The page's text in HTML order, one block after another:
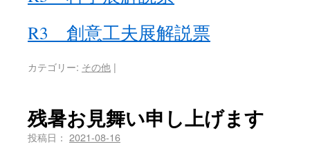
R3 創意工夫展解説票
カテゴリー: その他 |
残暑お見舞い申し上げます
投稿日： 2021-08-16